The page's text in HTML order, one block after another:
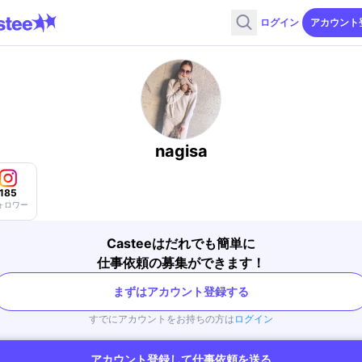
ログイン アカウント
nagisa
185
ロワー
Casteeはだれでも簡単に
仕事依頼の募集ができます！
まずはアカウント登録する
すでにアカウントをお持ちの方は ログイン
アカウント登録して仕事依頼を送る